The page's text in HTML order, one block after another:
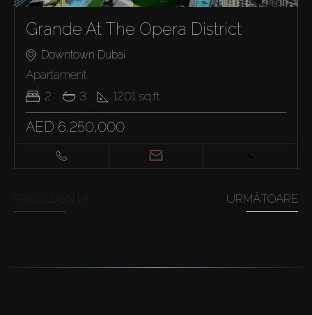
Grande At The Opera District
Downtown Dubai
Apartament
2
3 1201 sq.ft
AED 6,250,000
URMĂTOARE